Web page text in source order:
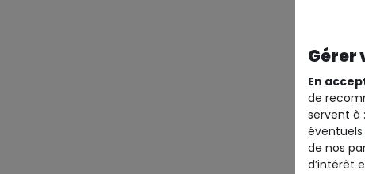
Gérer
En
de
servent à
de nos
d’intérêt